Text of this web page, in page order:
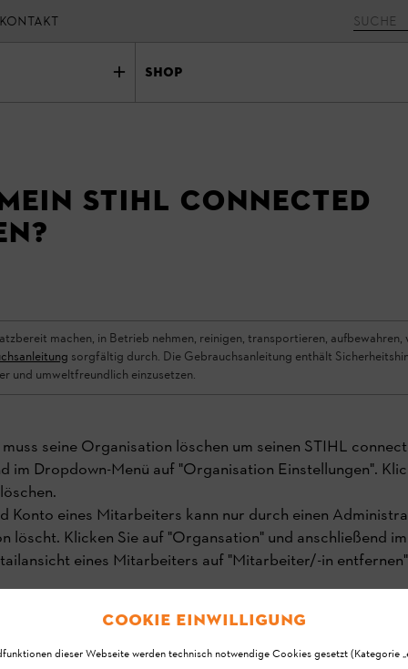
KONTAKT
Shop
STIHL connected
machen, in Betrieb nehmen, reinigen, transportieren,
sorgfältig durch. Die Gebrauchsanleitung enthält
und umweltfreundlich einzusetzen.
seine Organisation löschen um seinen STIHL
im Dropdown-Menü auf "Organisation Einstellungen".
Konto eines Mitarbeiters kann nur durch einen
löscht. Klicken Sie auf "Organsation" und anschließend
eines Mitarbeiters auf "Mitarbeiter/-in
seine Organisation löschen um seinen STIHL connected
Menü auf "Organisation Einstellungen".
Cookie Einwilligung
dieser Webseite werden technisch notwendige Cookies gesetzt (Kategorie